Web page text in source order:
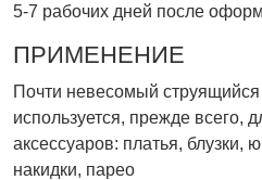
5-7 рабочих дней после
ПРИМЕНЕНИЕ
Почти невесомый
используется, прежде всего,
аксессуаров: платья, блузки,
накидки, парео